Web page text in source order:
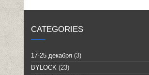
CATEGORIES
17-25 декабря (3)
BYLOCK (23)